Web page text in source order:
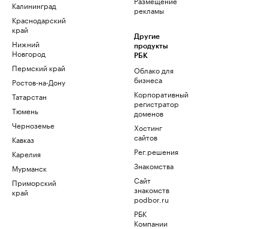
Калининград
Краснодарский
край
Нижний
Новгород
Пермский край
Ростов-на-Дону
Татарстан
Тюмень
Черноземье
Кавказ
Карелия
Мурманск
Приморский
край
рекламы
Другие
продукты
РБК
Облако для
бизнеса
Корпоративный
регистратор
доменов
Хостинг
сайтов
Рег.решения
Знакомства
Сайт
знакомств
podbor.ru
РБК
Компании